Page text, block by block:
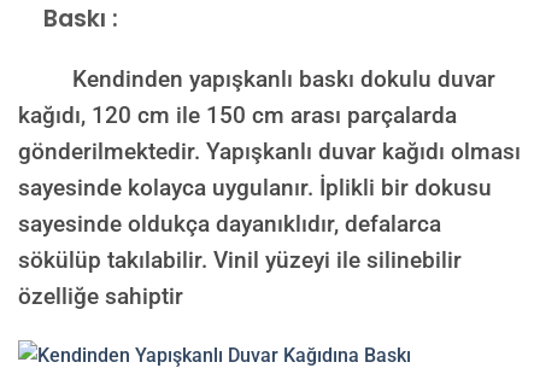
Baskı :
Kendinden yapışkanlı baskı dokulu duvar
kağıdı, 120 cm ile 150 cm arası parçalarda
gönderilmektedir. Yapışkanlı duvar kağıdı olması
sayesinde kolayca uygulanır. İplikli bir dokusu
sayesinde oldukça dayanıklıdır, defalarca
sökülüp takılabilir. Vinil yüzeyi ile silinebilir
özelliğe sahiptir